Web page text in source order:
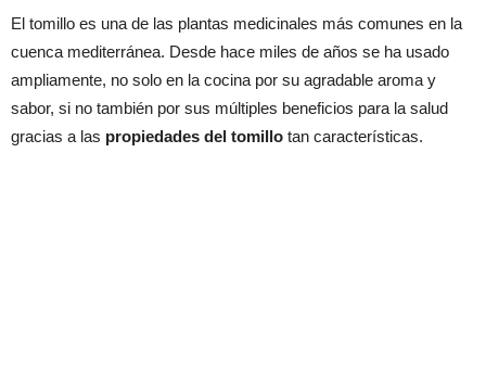
El tomillo es una de las plantas medicinales más comunes en la
cuenca mediterránea. Desde hace miles de años se ha usado
ampliamente, no solo en la cocina por su agradable aroma y
sabor, si no también por sus múltiples beneficios para la salud
gracias a las propiedades del tomillo tan características.